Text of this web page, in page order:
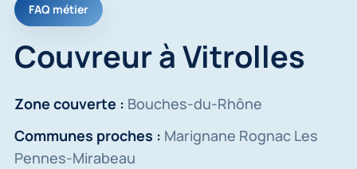
FAQ métier
Couvreur à Vitrolles
Zone couverte : Bouches-du-Rhône
Communes proches : Marignane Rognac Les
Pennes-Mirabeau